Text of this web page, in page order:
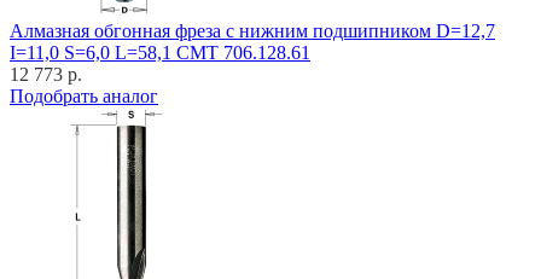
Алмазная обгонная фреза с нижним подшипником D=12,7
I=11,0 S=6,0 L=58,1 CMT 706.128.61
12 773 р.
Подобрать аналог